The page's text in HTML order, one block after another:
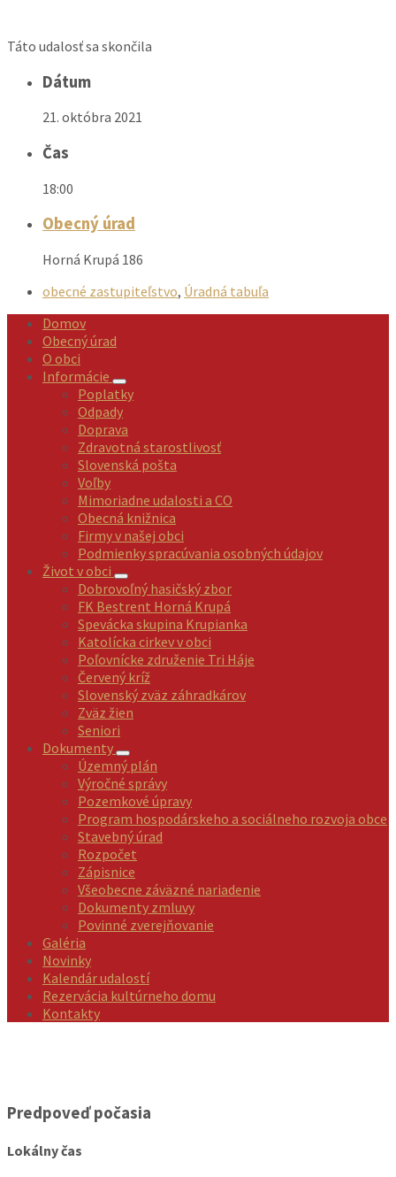
Táto udalosť sa skončila
Dátum
21. októbra 2021
Čas
18:00
Obecný úrad
Horná Krupá 186
obecné zastupiteľstvo, Úradná tabuľa
Domov
Obecný úrad
O obci
Informácie
Poplatky
Odpady
Doprava
Zdravotná starostlivosť
Slovenská pošta
Voľby
Mimoriadne udalosti a CO
Obecná knižnica
Firmy v našej obci
Podmienky spracúvania osobných údajov
Život v obci
Dobrovoľný hasičský zbor
FK Bestrent Horná Krupá
Spevácka skupina Krupianka
Katolícka cirkev v obci
Poľovnícke združenie Tri Háje
Červený kríž
Slovenský zväz záhradkárov
Zväz žien
Seniori
Dokumenty
Územný plán
Výročné správy
Pozemkové úpravy
Program hospodárskeho a sociálneho rozvoja obce
Stavebný úrad
Rozpočet
Zápisnice
Všeobecne záväzné nariadenie
Dokumenty zmluvy
Povinné zverejňovanie
Galéria
Novinky
Kalendár udalostí
Rezervácia kultúrneho domu
Kontakty
Predpoveď počasia
Lokálny čas